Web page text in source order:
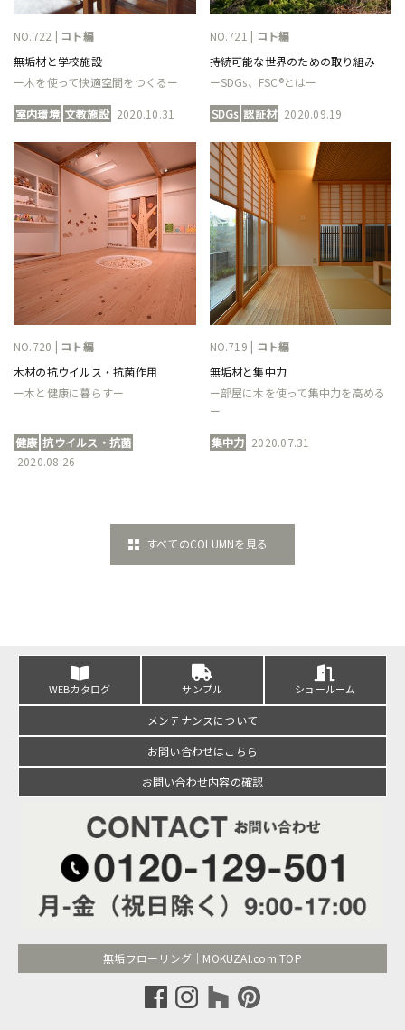
NO.722 | コト編
無垢材と学校施設
ー木を使って快適空間をつくるー
室内環境 文教施設 2020.10.31
NO.721 | コト編
持続可能な世界のための取り組み
ーSDGs、FSC®とはー
SDGs 認証材 2020.09.19
NO.720 | コト編
木材の抗ウイルス・抗菌作用
ー木と健康に暮らすー
健康 抗ウイルス・抗菌
2020.08.26
NO.719 | コト編
無垢材と集中力
ー部屋に木を使って集中力を高める
ー
集中力 2020.07.31
すべてのCOLUMNを見る
WEBカタログ サンプル ショールーム
メンテナンスについて
お問い合わせはこちら
お問い合わせ内容の確認
無垢フローリング｜MOKUZAI.com TOP